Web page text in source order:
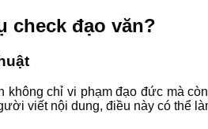
check đạo văn?
không chỉ vi phạm đạo đức mà
viết nội dung, điều này có thể